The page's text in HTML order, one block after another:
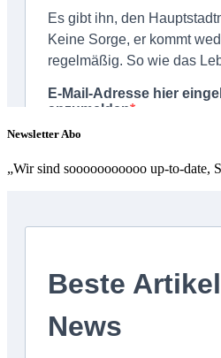
Newsletter Abo
„Wir sind sooooooooooo up-to-date,